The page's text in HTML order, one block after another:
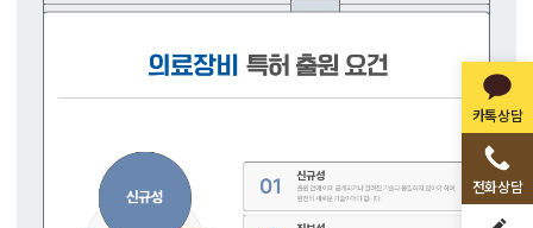
카톡상담
전화상담